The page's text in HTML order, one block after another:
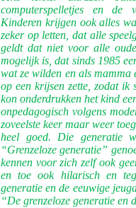
computerspelletjes en de
Kinderen krijgen ook alles
zeker op letten, dat alle
geldt dat niet voor alle
mogelijk is, dat sinds 1985
wat ze wilden en als mamma
op een krijsen zette, zodat ik
kon onderdrukken het kind
onpedagogisch volgens
zoveelste keer maar weer
heel goed. Die generatie
“Grenzeloze generatie”
kennen voor zich zelf ook
en toe ook hilarisch en
generatie en de eeuwige
“De grenzeloze generatie en